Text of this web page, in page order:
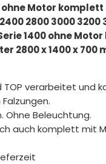
Motor
2800 3000 3200
1400 ohne
2800 x 1400 x 700
TOP verarbeitet und
Ohne Beleuchtung.
auch komplett mit